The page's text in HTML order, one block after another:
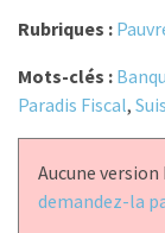
Rubriques :
Mots-clés :
Paradis Fiscal,
Aucune
demandez-la